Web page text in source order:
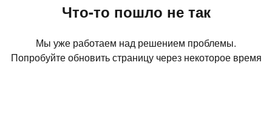
Что-то пошло не так
Мы уже работаем над решением проблемы.
Попробуйте обновить страницу через некоторое время